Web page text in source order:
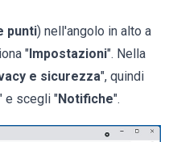
punti) nell'angolo in alto a
"Impostazioni". Nella
e sicurezza", quindi
e scegli "Notifiche".